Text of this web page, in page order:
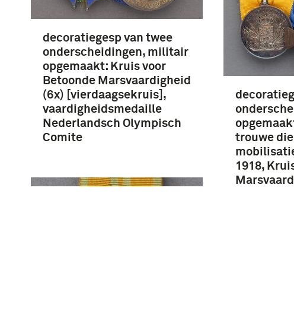
decoratiegesp van twee
onderscheidingen, militair
opgemaakt: Kruis voor
Betoonde Marsvaardigheid
(6x) [vierdaagsekruis],
vaardigheidsmedaille
Nederlandsch Olympisch
Comite
trouwe
1918,